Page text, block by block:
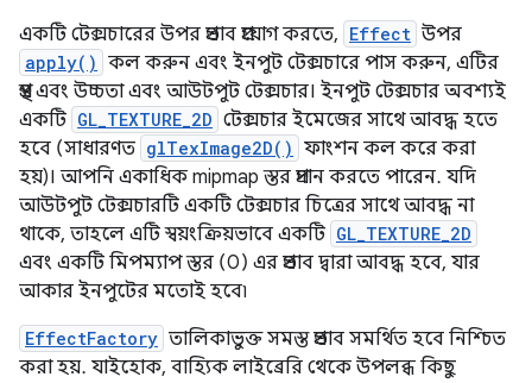
একটি টেক্সচারের উপর প্রভাব প্রয়োগ করতে, Effect উপর
apply() কল করুন এবং ইনপুট টেক্সচারে পাস করুন, এটির
প্রস্থ এবং উচ্চতা এবং আউটপুট টেক্সচার। ইনপুট টেক্সচার অবশ্যই
একটি GL_TEXTURE_2D টেক্সচার ইমেজের সাথে আবদ্ধ হতে
হবে (সাধারণত glTexImage2D() ফাংশন কল করে করা
হয়)। আপনি একাধিক mipmap স্তর প্রদান করতে পারেন. যদি
আউটপুট টেক্সচারটি একটি টেক্সচার চিত্রের সাথে আবদ্ধ না
থাকে, তাহলে এটি স্বয়ংক্রিয়ভাবে একটি GL_TEXTURE_2D
এবং একটি মিপম্যাপ স্তর (0) এর প্রভাব দ্বারা আবদ্ধ হবে, যার
আকার ইনপুটের মতোই হবে৷
EffectFactory তালিকাভুক্ত সমস্ত প্রভাব সমর্থিত হবে নিশ্চিত
করা হয়. যাইহোক, বাহ্যিক লাইব্রেরি থেকে উপলব্ধ কিছু